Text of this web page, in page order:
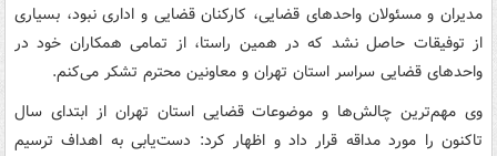
مدیران و مسئولان واحدهای قضایی، کارکنان قضایی و اداری نبود، بسیاری
از توفیقات حاصل نشد که در همین راستا، از تمامی همکاران خود در
واحدهای قضایی سراسر استان تهران و معاونین محترم تشکر می‌کنم.
وی مهم‌ترین چالش‌ها و موضوعات قضایی استان تهران از ابتدای سال
تاکنون را مورد مداقه قرار داد و اظهار کرد: دست‌یابی به اهداف ترسیم